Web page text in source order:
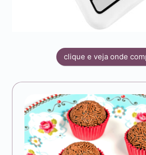
clique e veja onde